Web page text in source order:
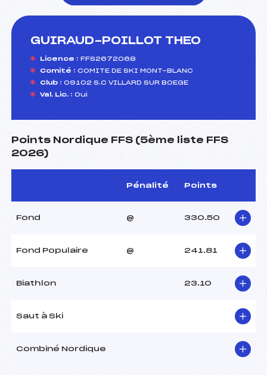
GUIRAUD-POILLOT THEO
Licence : FFS2672068
Comité : COMITE DE SKI MONT-BLANC
Club : 09102 S.C VILLARD SUR BOEGE
Val. Lic. : Oui
Points Nordique FFS (5ème liste FFS
2026)
Pénalité Points
Fond @ 330.50
Fond Populaire @ 241.81
Biathlon 23.10
Saut à Ski
Combiné Nordique